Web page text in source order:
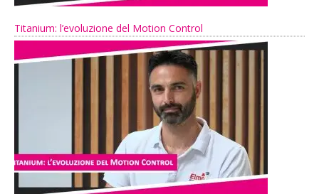
Titanium: l’evoluzione del Motion Control